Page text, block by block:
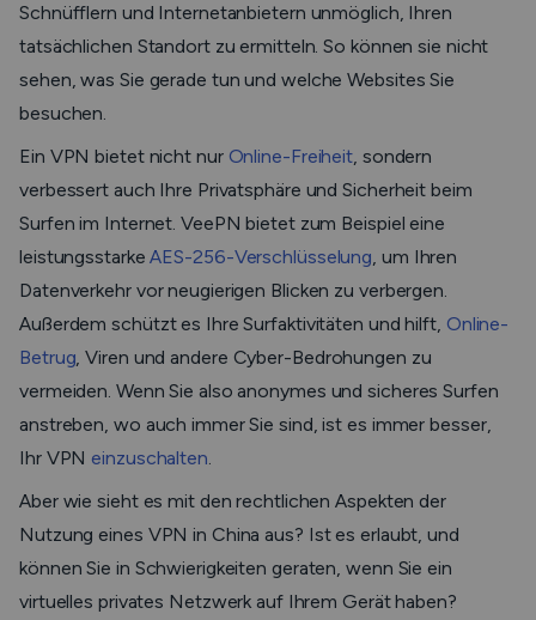
Schnüfflern und Internetanbietern unmöglich, Ihren
tatsächlichen Standort zu ermitteln. So können sie nicht
sehen, was Sie gerade tun und welche Websites Sie
besuchen.
Ein VPN bietet nicht nur Online-Freiheit, sondern
verbessert auch Ihre Privatsphäre und Sicherheit beim
Surfen im Internet. VeePN bietet zum Beispiel eine
leistungsstarkeAES-256-Verschlüsselung, um Ihren
Datenverkehr vor neugierigen Blicken zu verbergen.
Außerdem schützt es Ihre Surfaktivitäten und hilft, Online-
Betrug, Viren und andere Cyber-Bedrohungen zu
vermeiden. Wenn Sie also anonymes und sicheres Surfen
anstreben, wo auch immer Sie sind, ist es immer besser,
Ihr VPN einzuschalten.
Aber wie sieht es mit den rechtlichen Aspekten der
Nutzung eines VPN in China aus? Ist es erlaubt, und
können Sie in Schwierigkeiten geraten, wenn Sie ein
virtuelles privates Netzwerk auf Ihrem Gerät haben?